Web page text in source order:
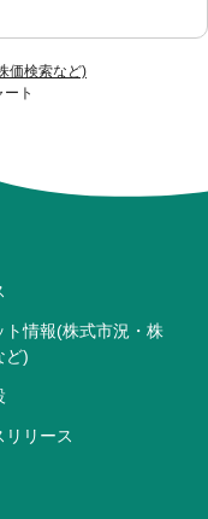
価検索など)
ート
ト情報(株式市況・株
ど)
リリース